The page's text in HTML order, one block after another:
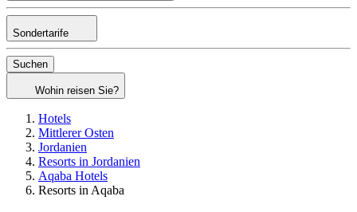
Sondertarife
Suchen
Wohin reisen Sie?
Hotels
Mittlerer Osten
Jordanien
Resorts in Jordanien
Aqaba Hotels
Resorts in Aqaba